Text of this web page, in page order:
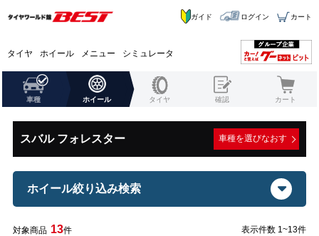
タイヤ ホイール メニュー シミュレータ
ガイド ログイン カート
車種 ホイール タイヤ 確認 カート
スバル フォレスター 車種を選びなおす
ホイール絞り込み検索
対象商品 13件 表示件数 1~13件